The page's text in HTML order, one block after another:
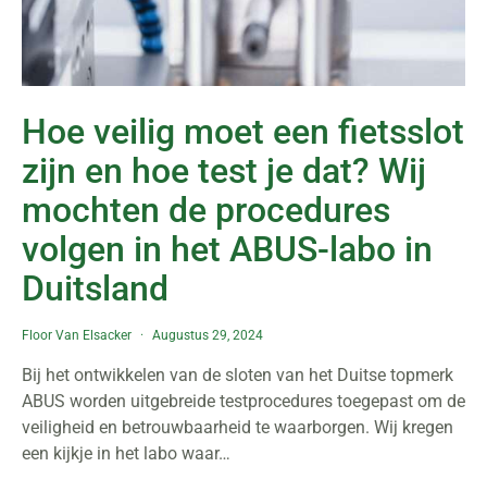
Hoe veilig moet een fietsslot
zijn en hoe test je dat? Wij
mochten de procedures
volgen in het ABUS-labo in
Duitsland
Floor Van Elsacker Augustus 29, 2024
Bij het ontwikkelen van de sloten van het Duitse topmerk
ABUS worden uitgebreide testprocedures toegepast om de
veiligheid en betrouwbaarheid te waarborgen. Wij kregen
een kijkje in het labo waar…